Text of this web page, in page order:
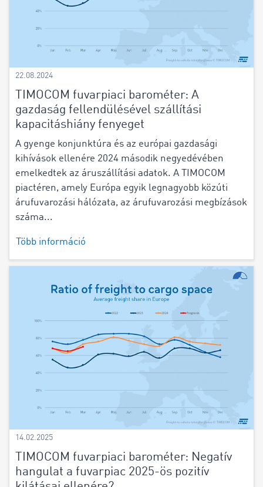
22.08.2024
TIMOCOM fuvarpiaci barométer: A
gazdaság fellendülésével szállítási
kapacitáshiány fenyeget
A gyenge konjunktúra és az európai gazdasági
kihívások ellenére 2024 második negyedévében
emelkedtek az áruszállítási adatok. A TIMOCOM
piactéren, amely Európa egyik legnagyobb közúti
árufuvarozási hálózata, az árufuvarozási megbízások
száma...
Több információ
14.02.2025
TIMOCOM fuvarpiaci barométer: Negatív
hangulat a fuvarpiac 2025-ös pozitív